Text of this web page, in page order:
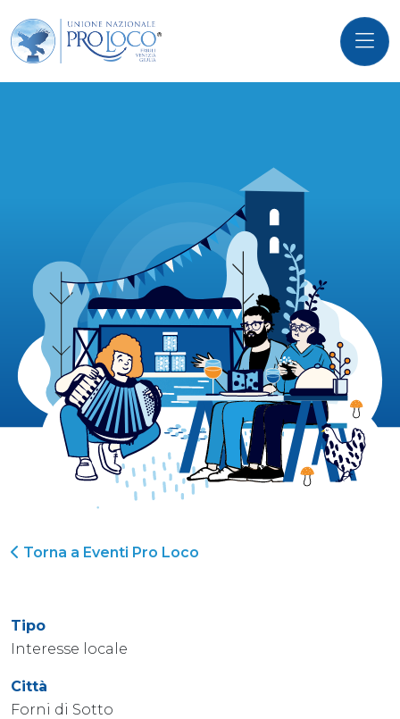
Torna a Eventi Pro Loco
Tipo
Interesse locale
Città
Forni di Sotto